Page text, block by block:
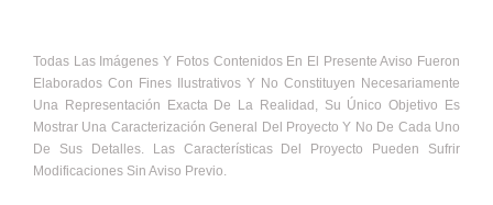
Todas Las Imágenes Y Fotos Contenidos En El Presente Aviso Fueron
Elaborados Con Fines Ilustrativos Y No Constituyen Necesariamente
Una Representación Exacta De La Realidad, Su Único Objetivo Es
Mostrar Una Caracterización General Del Proyecto Y No De Cada Uno
De Sus Detalles. Las Características Del Proyecto Pueden Sufrir
Modificaciones Sin Aviso Previo.